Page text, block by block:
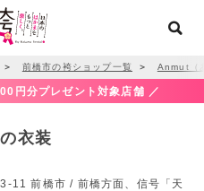
＞ 前橋市の袴ショップ一覧 ＞ Anmut（
円分プレゼント対象店舗 ／
衣装
11 前橋市 / 前橋方面、信号「天